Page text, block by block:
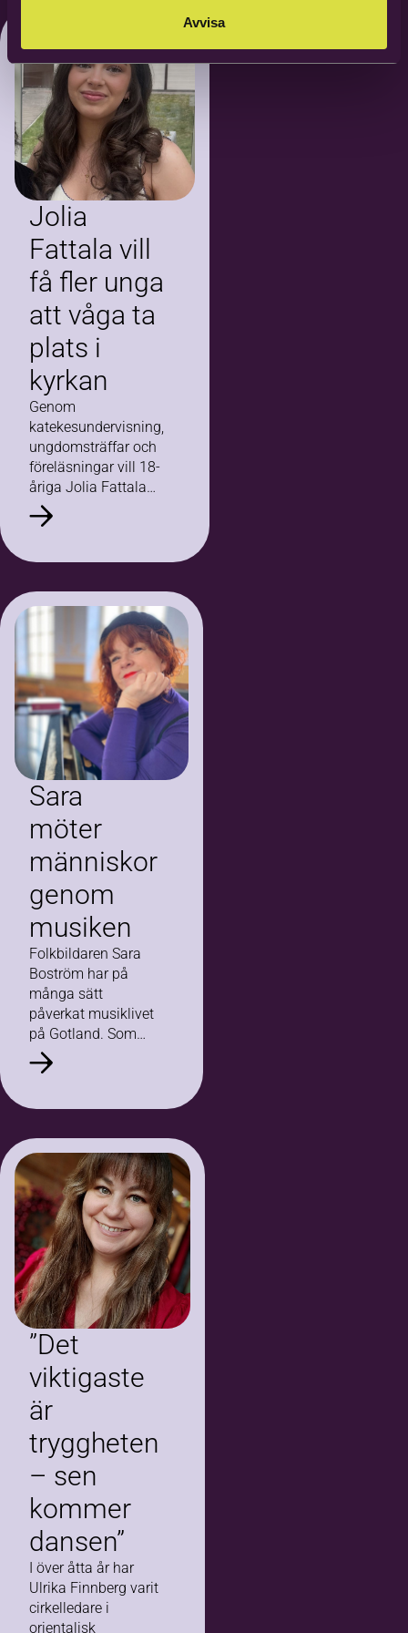
Avvisa
Jolia
Fattala vill
få fler unga
att våga ta
plats i
kyrkan
Genom
katekesundervisning,
ungdomsträffar och
föreläsningar vill 18-
åriga Jolia Fattala
skapa en trygg plats
där unga kan växa i
cirkelledare och vice
ordförande i
Trefaldighets Unga
Katoliker brinner…
Sara
möter
människor
genom
musiken
Folkbildaren Sara
Boström har på
många sätt
påverkat musiklivet
på Gotland. Som
cirkelledare i en kör,
teatergrupp,
band öppnar hon
dörrar för många
människor.
”Det
viktigaste
är
tryggheten
– sen
kommer
dansen”
I över åtta år har
Ulrika Finnberg varit
cirkelledare i
orientalisk